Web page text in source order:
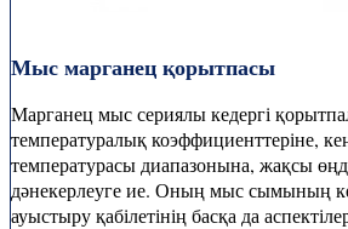
Мыс марганец қорытпасы
Марганец мыс сериялы кедергі
температуралық коэффициенттеріне,
температурасы диапазонына, жақсы
дәнекерлеуге ие. Оның мыс сымының
ауыстыру қабілетінің басқа да